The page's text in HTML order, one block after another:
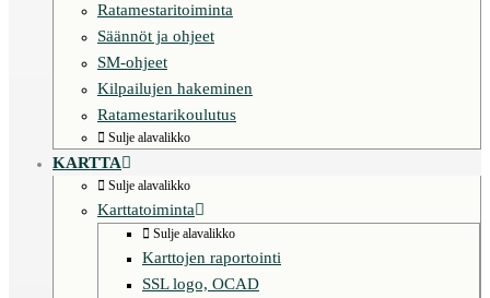
Ratamestaritoiminta
Säännöt ja ohjeet
SM-ohjeet
Kilpailujen hakeminen
Ratamestarikoulutus
Sulje alavalikko
KARTTA
Sulje alavalikko
Karttatoiminta
Sulje alavalikko
Karttojen raportointi
SSL logo, OCAD